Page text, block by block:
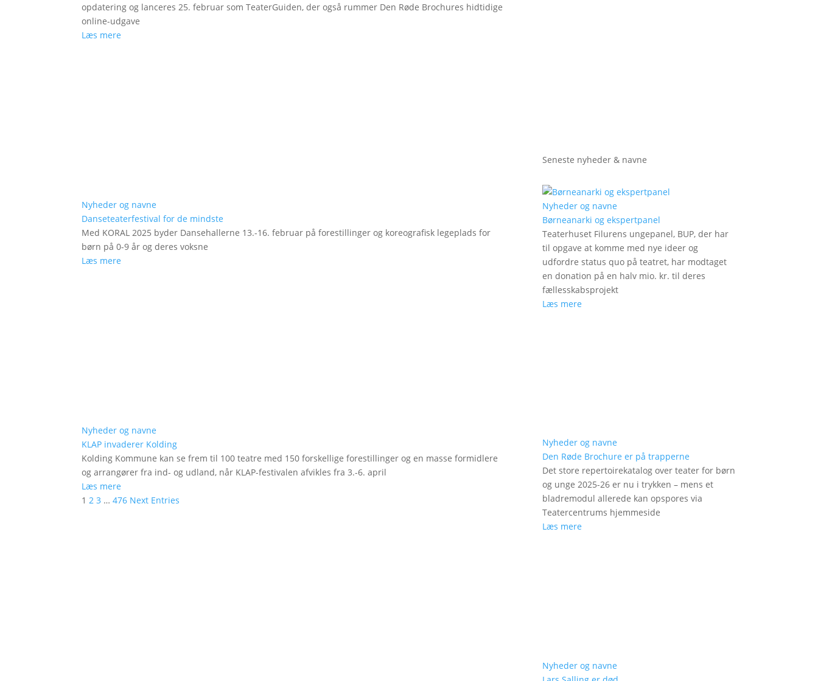
opdatering og lanceres 25. februar som TeaterGuiden, der også rummer Den Røde Brochures hidtidige
online-udgave
Læs mere
Nyheder og navne
Danseteaterfestival for de mindste
Med KORAL 2025 byder Dansehallerne 13.-16. februar på forestillinger og koreografisk legeplads for
børn på 0-9 år og deres voksne
Læs mere
Nyheder og navne
KLAP invaderer Kolding
Kolding Kommune kan se frem til 100 teatre med 150 forskellige forestillinger og en masse formidlere
og arrangører fra ind- og udland, når KLAP-festivalen afvikles fra 3.-6. april
Læs mere
1 2 3 … 476 Next Entries
Seneste nyheder & navne
Nyheder og navne
Børneanarki og ekspertpanel
Teaterhuset Filurens ungepanel, BUP, der har
til opgave at komme med nye ideer og
udfordre status quo på teatret, har modtaget
en donation på en halv mio. kr. til deres
fællesskabsprojekt
Læs mere
Nyheder og navne
Den Røde Brochure er på trapperne
Det store repertoirekatalog over teater for børn
og unge 2025-26 er nu i trykken – mens et
bladremodul allerede kan opspores via
Teatercentrums hjemmeside
Læs mere
Nyheder og navne